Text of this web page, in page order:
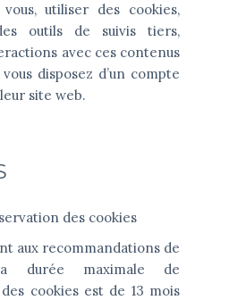
utiliser des cookies,
outils de suivis tiers,
avec ces contenus
disposez d’un compte
site web.
des cookies
aux recommandations de
durée maximale de
cookies est de 13 mois